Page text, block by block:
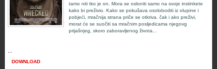
tamo niti tko je on. Mora se osloniti samo na svoje instinkete
kako bi preživio. Kako se pokušava osoloboditi iz olupine i
pobjeći, mračnija strana priče se otkriva. čak i ako preživi,
morat će se suočiti sa mračnim posljedicama njegovg
prijašnjeg, skoro zaboravljenog života...
...
DOWNLOAD